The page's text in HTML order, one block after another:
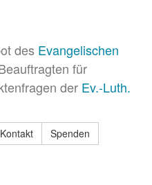
des Evangelischen
für
der Ev.-Luth.
Kontakt
Spenden